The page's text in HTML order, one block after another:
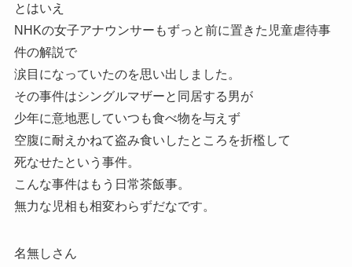
とはいえ
NHKの女子アナウンサーもずっと前に置きた児童虐待事
件の解説で
涙目になっていたのを思い出しました。
その事件はシングルマザーと同居する男が
少年に意地悪していつも食べ物を与えず
空腹に耐えかねて盗み食いしたところを折檻して
死なせたという事件。
こんな事件はもう日常茶飯事。
無力な児相も相変わらずだなです。
名無しさん